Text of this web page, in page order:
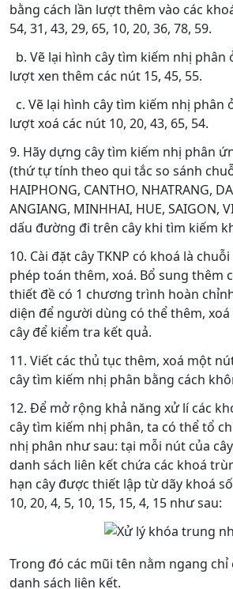
bằng cách lần lượt thêm vào các
54, 31, 43, 29, 65, 10, 20, 36, 78, 59.
b. Vẽ lại hình cây tìm kiếm nhị phân
lượt xen thêm các nút 15, 45, 55.
c. Vẽ lại hình cây tìm kiếm nhị phân
lượt xoá các nút 10, 20, 43, 65, 54.
9. Hãy dựng cây tìm kiếm nhị phân
(thứ tự tính theo qui tắc so sánh
HAIPHONG, CANTHO, NHATRANG,
ANGIANG, MINHHAI, HUE, SAIGON,
dấu đường đi trên cây khi tìm kiếm
10. Cài đặt cây TKNP có khoá là
phép toán thêm, xoá. Bổ sung thêm
thiết đề có 1 chương trình hoàn
diện để người dùng có thể thêm,
cây để kiểm tra kết quả.
11. Viết các thủ tục thêm, xoá một
cây tìm kiếm nhị phân bằng cách
12. Để mở rộng khả năng xử lí các
cây tìm kiếm nhị phân, ta có thể tổ
nhị phân như sau: tại mỗi nút của
danh sách liên kết chứa các khoá
hạn cây được thiết lập từ dãy khoá
10, 20, 4, 5, 10, 15, 15, 4, 15 như sau:
Trong đó các mũi tên nằm ngang chỉ
danh sách liên kết.